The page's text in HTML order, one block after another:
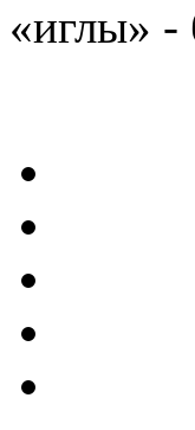
«иглы» -